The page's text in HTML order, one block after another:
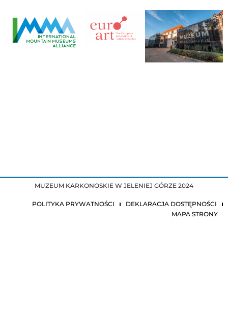
MUZEUM KARKONOSKIE W JELENIEJ GÓRZE 2024
POLITYKA PRYWATNOŚCI
DEKLARACJA DOSTĘPNOŚCI
MAPA STRONY